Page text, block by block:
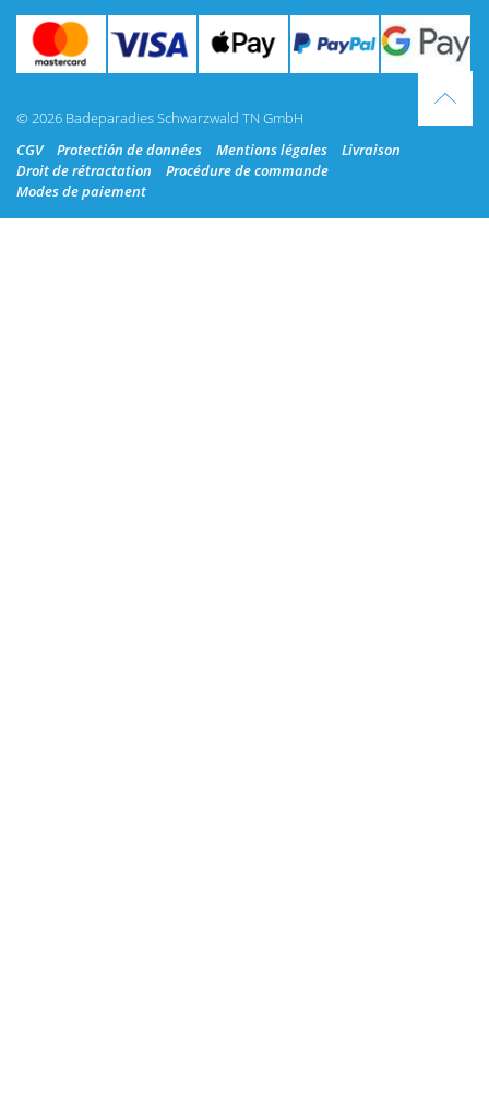
© 2026 Badeparadies Schwarzwald TN GmbH
CGV
Protectión de données Mentions légales
Livraison
Droit de rétractation
Procédure de commande
Modes de paiement